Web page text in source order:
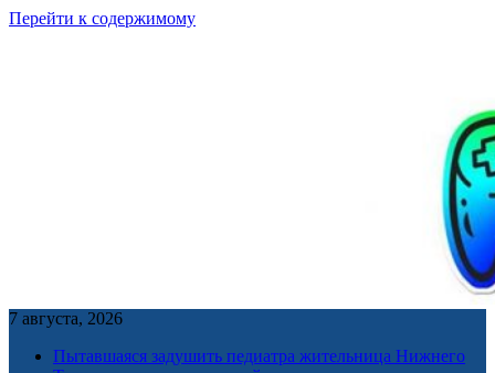
Перейти к содержимому
7 августа, 2026
Пытавшаяся задушить педиатра жительница Нижнего